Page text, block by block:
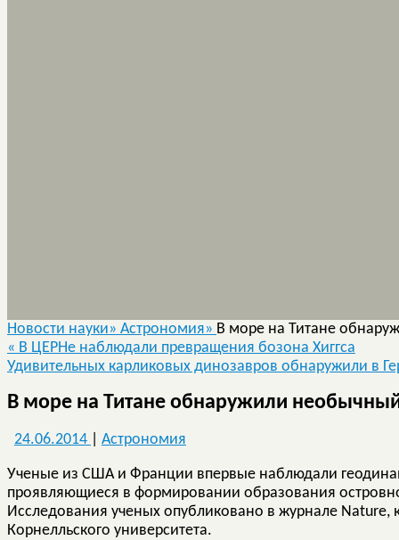
Новости науки» Астрономия» В море на Титане
« В ЦЕРНе наблюдали превращения бозона Хиггса
Удивительных карликовых динозавров обнаружили в
В море на Титане обнаружили
24.06.2014 Астрономия
Ученые из США и Франции впервые наблюдали
проявляющиеся в формировании образования
Исследования ученых опубликовано в журнале Nature,
Корнелльского университета.